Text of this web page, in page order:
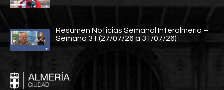
Resumen Noticias Semanal Interalmería –
Semana 31 (27/07/26 a 31/07/26)